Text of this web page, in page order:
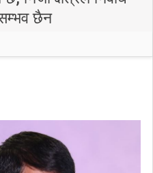
छैन